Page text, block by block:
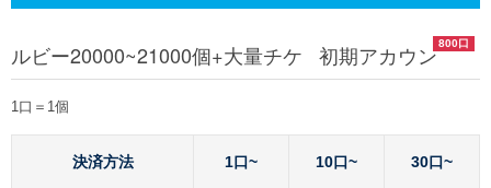
800口
ルビー20000~21000個+大量チケ 初期アカウン
1口＝1個
決済方法 1口~ 10口~ 30口~